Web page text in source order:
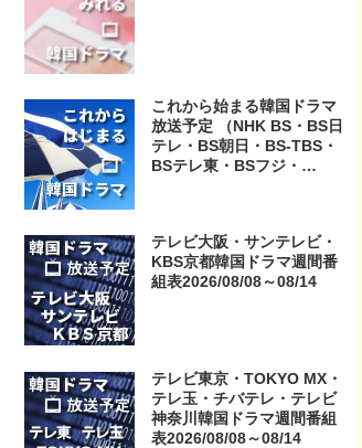
これから始まる韓国ドラマ
放送予定 （NHK BS・BS日
テレ・BS朝日・BS-TBS・
BSテレ東・BSフジ・
テレビ大阪・サンテレビ・
KBS京都・テレビ愛知・テ
レビ北海道）
テレビ大阪・サンテレビ・
KBS京都韓国ドラマ週間番
組表2026/08/08～08/14
テレビ東京・TOKYO MX・
テレ玉・チバテレ・テレビ
神奈川韓国ドラマ週間番組
表2026/08/08～08/14